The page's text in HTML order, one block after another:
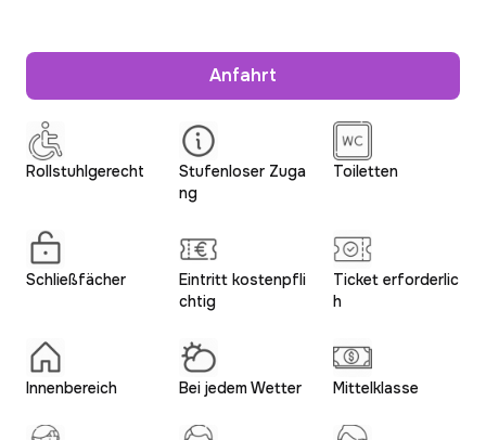
Rollstuhlgerecht
Stufenloser Zuga
ng
Toiletten
Schließfächer
Eintritt kostenpfli
chtig
Ticket erforderlic
h
Innenbereich Bei jedem Wetter Mittelklasse
Anfahrt